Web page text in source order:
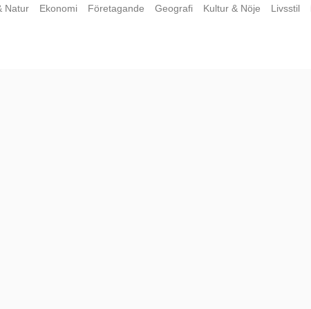
Natur Ekonomi Företagande Geografi Kultur & Nöje Livsstil